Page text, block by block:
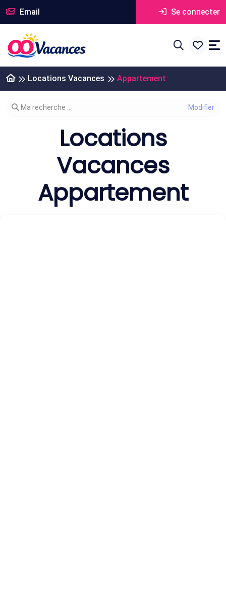
Email Se connecter
Locations Vacances Appartement
Modifier votre recherche
Ma recherche ...
Locations
Vacances
Appartement